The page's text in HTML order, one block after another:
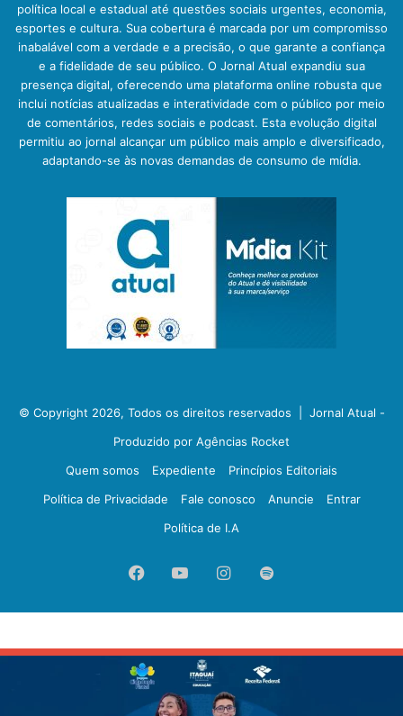
política local e estadual até questões sociais urgentes, economia,
esportes e cultura. Sua cobertura é marcada por um compromisso
inabalável com a verdade e a precisão, o que garante a confiança
e a fidelidade de seu público. O Jornal Atual expandiu sua
presença digital, oferecendo uma plataforma online robusta que
inclui notícias atualizadas e interatividade com o público por meio
de comentários, redes sociais e podcast. Esta evolução digital
permitiu ao jornal alcançar um público mais amplo e diversificado,
adaptando-se às novas demandas de consumo de mídia.
© Copyright 2026, Todos os direitos reservados | Jornal Atual -
Produzido por Agências Rocket
Quem somos
Expediente
Princípios Editoriais
Política de Privacidade
Fale conosco Anuncie
Entrar
Política de I.A
FacebookYouTubeInstagram
Spotify